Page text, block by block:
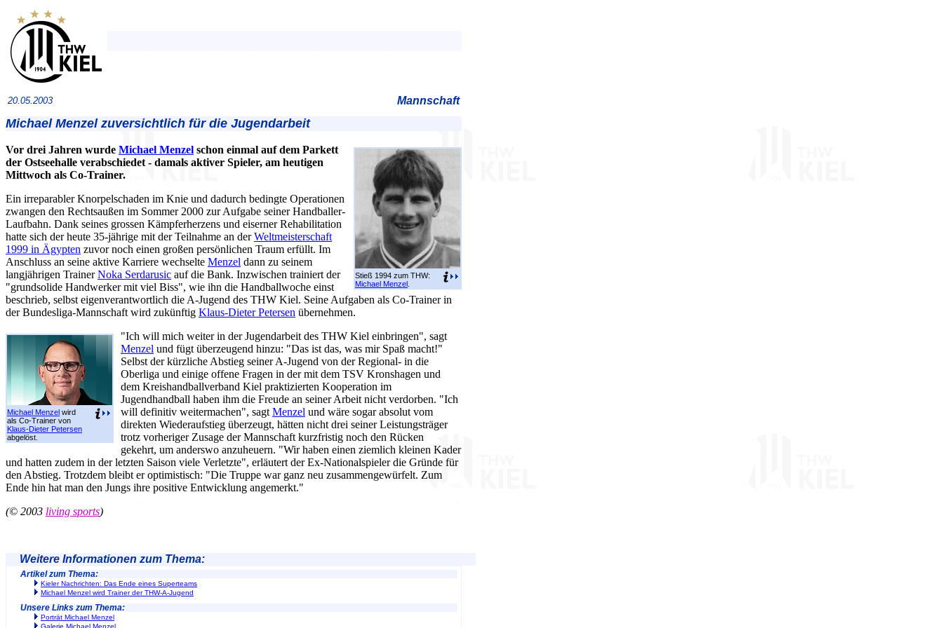
20.05.2003 Mannschaft
Michael Menzel zuversichtlich für die Jugendarbeit
Stieß 1994 zum THW:
Michael Menzel
Vor drei Jahren wurde Michael Menzel schon einmal auf dem Parkett
der Ostseehalle verabschiedet - damals aktiver Spieler, am heutigen
Mittwoch als Co-Trainer.
Ein irreparabler Knorpelschaden im Knie und dadurch bedingte Operationen
zwangen den Rechtsaußen im Sommer 2000 zur Aufgabe seiner Handballer-
Laufbahn. Dank seines grossen Kämpferherzens und eiserner Rehabilitation
hatte sich der heute 35-jährige mit der Teilnahme an derWeltmeisterschaft
1999 in Ägypten zuvor noch einen großen persönlichen Traum erfüllt. Im
Anschluss an seine aktive Karriere wechselte Menzel dann zu seinem
langjährigen TrainerNoka Serdarusic auf die Bank. Inzwischen trainiert der
"grundsolide Handwerker mit viel Biss", wie ihn die Handballwoche einst
beschrieb, selbst eigenverantwortlich die A-Jugend des THW Kiel. Seine Aufgaben als Co-Trainer in
der Bundesliga-Mannschaft wird zukünftig Klaus-Dieter Petersen übernehmen.
Michael Menzel wird
als Co-Trainer von
Klaus-Dieter Petersen
abgelöst.
"Ich will mich weiter in der Jugendarbeit des THW Kiel einbringen", sagt
Menzel und fügt überzeugend hinzu: "Das ist das, was mir Spaß macht!"
Selbst der kürzliche Abstieg seiner A-Jugend von der Regional- in die
Oberliga und einige offene Fragen in der mit dem TSV Kronshagen und
dem Kreishandballverband Kiel praktizierten Kooperation im
Jugendhandball haben ihm die Freude an seiner Arbeit nicht verdorben. "Ich
will definitiv weitermachen", sagt Menzel und wäre sogar absolut vom
direkten Wiederaufstieg überzeugt, hätten nicht drei seiner Leistungsträger
trotz vorheriger Zusage der Mannschaft kurzfristig noch den Rücken
gekehrt, um anderswo anzuheuern. "Wir haben einen ziemlich kleinen Kader
und hatten zudem in der letzten Saison viele Verletzte", erläutert der Ex-Nationalspieler die Gründe für
den Abstieg. Trotzdem bleibt er optimistisch: "Die Truppe war ganz neu zusammengewürfelt. Zum
Ende hin hat man den Jungs ihre positive Entwicklung angemerkt."
(© 2003 living sports)
Weitere Informationen zum Thema:
Artikel zum Thema:
Kieler Nachrichten: Das Ende eines Superteams
Michael Menzel wird Trainer der THW-A-Jugend
Unsere Links zum Thema:
Porträt Michael Menzel
Galerie Michael Menzel